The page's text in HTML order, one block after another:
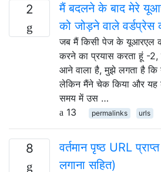
2
मैं बदलने के बाद मेरे
को जोड़ने वाले वर्डप्रेस
जब मैं किसी पेज के यूआरएल
करने का प्रयास करता हूं -
आने वाला है, मुझे लगता है
लेकिन मैंने चेक किया और यह
समय में उस …
13
permalinks urls
8
वर्तमान पृष्ठ URL
लगाना सहित)